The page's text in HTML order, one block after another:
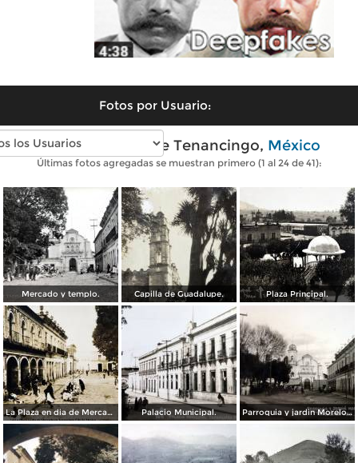
Fotos por Usuario:
Fotos antiguas de Tenancingo, México
Últimas fotos agregadas se muestran primero (1 al 24 de 41):
Mercado y templo. Capilla de Guadalupe. Plaza Principal.
La Plaza en dia de Mercado en Tenancingo Edo de Mexico fechada en 1929 Palacio Municipal. Parroquia y jardin Morelos.